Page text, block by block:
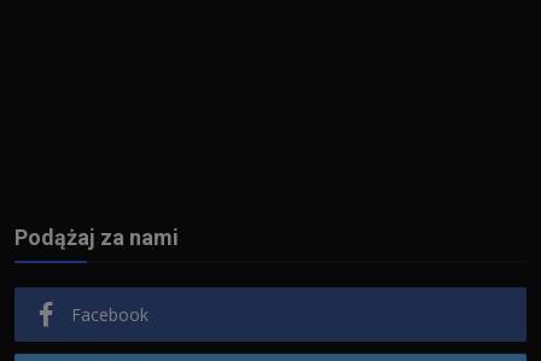
Podążaj za nami
Facebook